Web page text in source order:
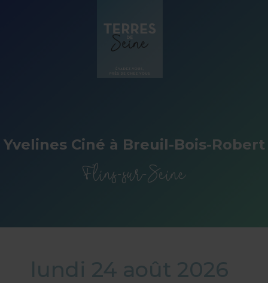
Yvelines Ciné à Breuil-Bois-Robert
Flins-sur-Seine
lundi 24 août 2026